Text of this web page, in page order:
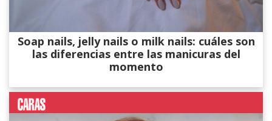
Soap nails, jelly nails o milk nails: cuáles son
las diferencias entre las manicuras del
momento